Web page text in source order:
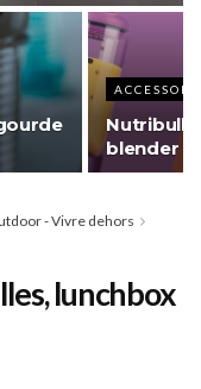
blender
- Vivre dehors
lunchbox